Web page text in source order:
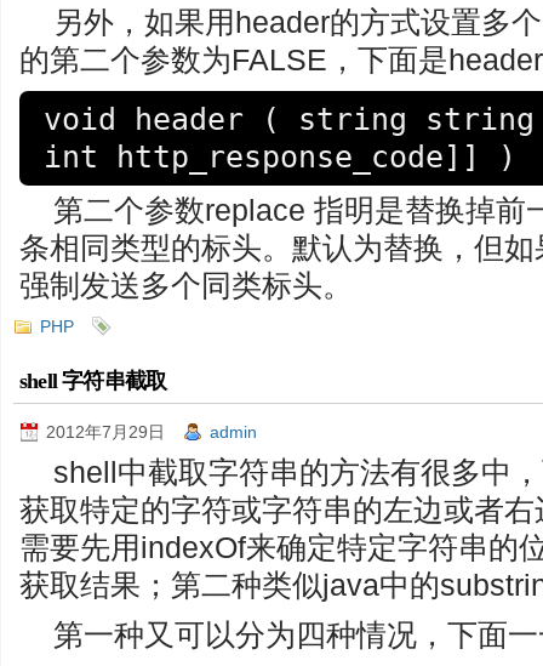
另外，如果用header的方式设置多
的第二个参数为FALSE，下面是
void header ( string
int http_response_code]] )
第二个参数replace 指明是替换掉前
条相同类型的标头。默认为替换，但
强制发送多个同类标头。
PHP
shell 字符串截取
2012年7月29日 admin
shell中截取字符串的方法有很多中
获取特定的字符或字符串的左边或者
需要先用indexOf来确定特定字符串的
获取结果；第二种类似java中的
第一种又可以分为四种情况，下面